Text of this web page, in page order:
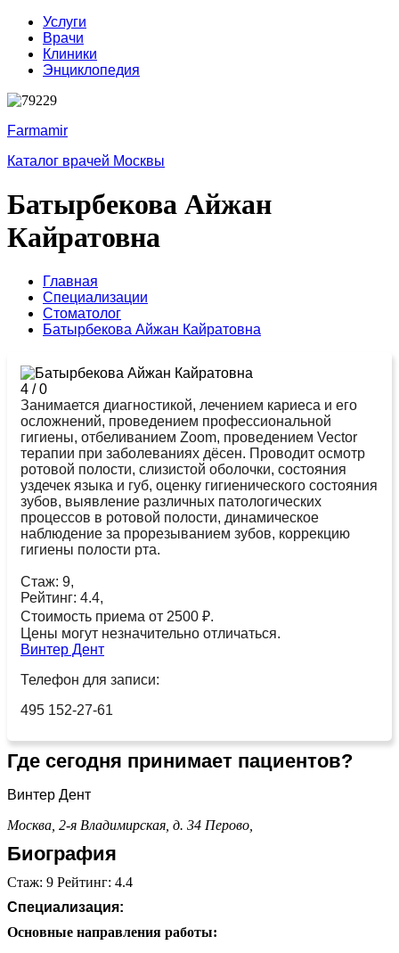
Услуги
Врачи
Клиники
Энциклопедия
Farmamir
Каталог врачей Москвы
Батырбекова Айжан
Кайратовна
Главная
Специализации
Стоматолог
Батырбекова Айжан Кайратовна
4 /0
Занимается диагностикой, лечением кариеса и его
осложнений, проведением профессиональной
гигиены, отбеливанием Zoom, проведением Vector
терапии при заболеваниях дёсен. Проводит осмотр
ротовой полости, слизистой оболочки, состояния
уздечек языка и губ, оценку гигиенического состояния
зубов, выявление различных патологических
процессов в ротовой полости, динамическое
наблюдение за прорезыванием зубов, коррекцию
гигиены полости рта.
Стаж: 9,
Рейтинг: 4.4,
Стоимость приема от 2500 ₽.
Цены могут незначительно отличаться.
Винтер Дент
Телефон для записи:
495 152-27-61
Где сегодня принимает пациентов?
Винтер Дент
Москва, 2-я Владимирская, д. 34 Перово,
Биография
Стаж: 9 Рейтинг: 4.4
Специализация:
Основные направления работы: